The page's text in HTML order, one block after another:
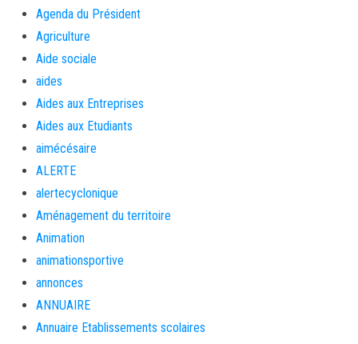
Agenda du Président
Agriculture
Aide sociale
aides
Aides aux Entreprises
Aides aux Etudiants
aimécésaire
ALERTE
alertecyclonique
Aménagement du territoire
Animation
animationsportive
annonces
ANNUAIRE
Annuaire Etablissements scolaires